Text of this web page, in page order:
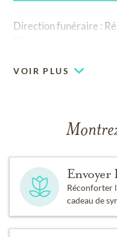
Direction funéraire :
VOIR PLUS
Envoyer
Réconforter
cadeau de